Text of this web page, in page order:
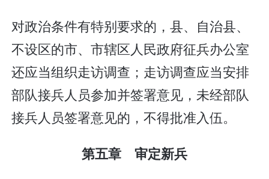
对政治条件有特别要求的，县、自治县、
不设区的市、市辖区人民政府征兵办公室
还应当组织走访调查；走访调查应当安排
部队接兵人员参加并签署意见，未经部队
接兵人员签署意见的，不得批准入伍。
第五章 审定新兵